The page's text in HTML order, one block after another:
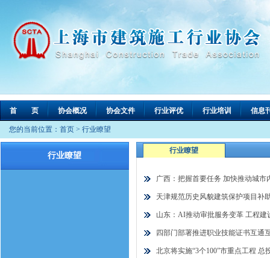
首 页 协会概况 协会文件 行业评优 行业培训 信息
您的当前位置： 首页 > 行业瞭望
行业瞭望
行业瞭望
广西：把握首要任务 加快推动城市
天津规范历史风貌建筑保护项目补
山东：AI推动审批服务变革 工程建
四部门部署推进职业技能证书互通
北京将实施“3个100”市重点工程 总